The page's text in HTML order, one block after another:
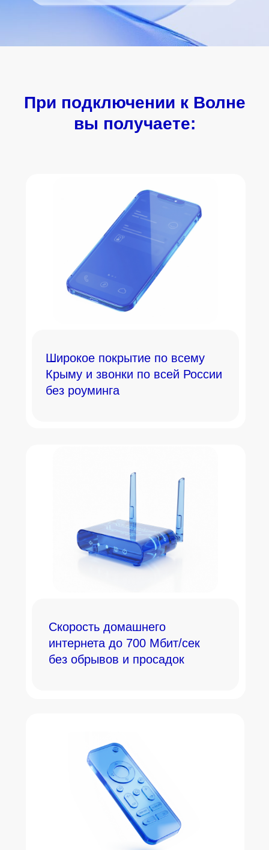
При подключении к Волне
вы получаете:
Широкое покрытие по всему
Крыму и звонки по всей России
без роуминга
Скорость домашнего
интернета до 700 Мбит/сек
без обрывов и просадок